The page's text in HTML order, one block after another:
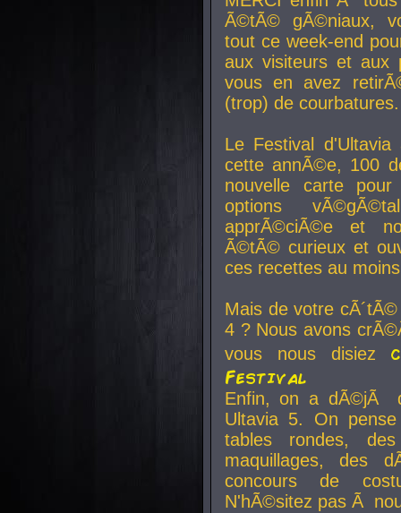
Ã©tÃ© gÃ©niaux,
tout ce week-end
aux visiteurs et aux
vous en avez
(trop) de courbatures.
Le Festival
cette annÃ©e, 100
nouvelle carte
options
apprÃ©ciÃ©e et
Ã©tÃ© curieux et
ces recettes au
Mais de votre
4 ? Nous avons
vous nous disiez
Festival
Enfin, on a dÃ©jÃ
Ultavia 5. On
tables rondes,
maquillages, des
concours de
N'hÃ©sitez pas Ã